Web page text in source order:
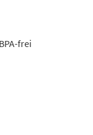
frei